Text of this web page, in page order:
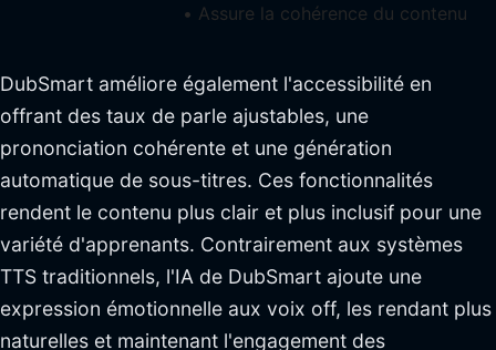
• Assure la cohérence du contenu
DubSmart améliore également l'accessibilité en
offrant des taux de parle ajustables, une
prononciation cohérente et une génération
automatique de sous-titres. Ces fonctionnalités
rendent le contenu plus clair et plus inclusif pour une
variété d'apprenants. Contrairement aux systèmes
TTS traditionnels, l'IA de DubSmart ajoute une
expression émotionnelle aux voix off, les rendant plus
naturelles et maintenant l'engagement des